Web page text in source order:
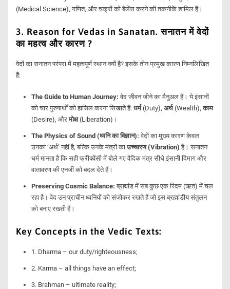
(Medical Science), गणित, और चक्रों को बैलेंस करने की तकनीकें शामिल हैं।
3. Reason for Vedas in Sanatan. सनातन में वेदों
का महत्व और कारण ?
वेदों का सनातन परंपरा में महत्वपूर्ण स्थान क्यों है? इसके तीन प्रमुख कारण निम्नलिखित
हैं:
The Guide to Human Journey: वेद जीवन जीने का मैनुअल हैं। ये इंसानों
को चार पुरुषार्थों को हासिल करना सिखाते हैं: धर्म(Duty), अर्थ(Wealth), काम
(Desire), और मोक्ष(Liberation)।
The Physics of Sound (ध्वनि का विज्ञान): वेदों का मुख्य कारण केवल
उनका ‘अर्थ’ नहीं है, बल्कि उनके मंत्रों का उच्चारण (Vibration) है। सनातन
धर्म मानता है कि सही फ्रीक्वेंसी में बोले गए वैदिक मंत्र सीधे इंसानी दिमाग और
वातावरण की एनर्जी को बदल देते हैं।
Preserving Cosmic Balance: ब्रह्मांड में सब कुछ एक रिदम (ऋत) में चल
रहा है। वेद उन प्राचीन ध्वनियों को संजोकर रखते हैं जो इस ब्रह्मांडीय संतुलन
को बनाए रखती हैं।
Key Concepts in the Vedic Texts:
1. Dharma – our duty/righteousness;
2. Karma – all things have an effect;
3. Brahman – ultimate reality;